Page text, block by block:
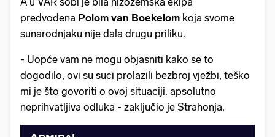
predvođena Polom van Boekelom koja svome
sunarodnjaku nije dala drugu priliku.
- Uopće vam ne mogu objasniti kako se to
dogodilo, ovi su suci prolazili bezbroj vježbi, teško
mi je što govoriti o ovoj situaciji, apsolutno
neprihvatljiva odluka - zaključio je Strahonja.